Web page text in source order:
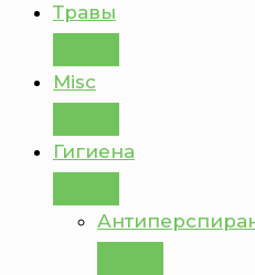
Травы
Misc
Гигиена